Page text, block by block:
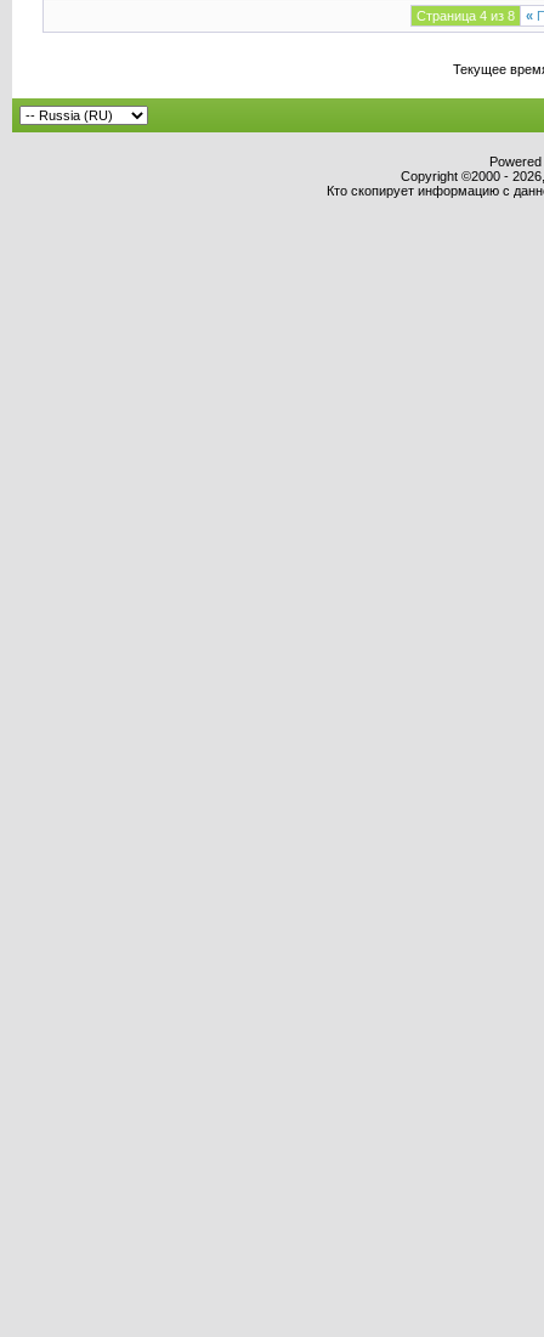
Страница 4 из 8 «
Текущее
Copyright ©2000 -
Кто скопирует информацию с